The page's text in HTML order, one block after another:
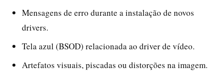
Mensagens de erro durante a instalação de novos
drivers.
Tela azul (BSOD) relacionada ao driver de vídeo.
Artefatos visuais, piscadas ou distorções na imagem.